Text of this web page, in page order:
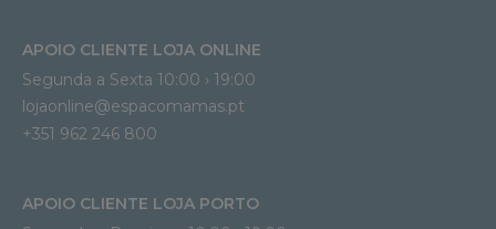
APOIO CLIENTE LOJA ONLINE
Segunda a Sexta 10:00 › 19:00
lojaonline@espacomamas.pt
+351 962 246 800
APOIO CLIENTE LOJA PORTO